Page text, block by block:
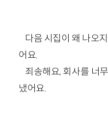
다음 시집이 왜 나오
어요.
죄송해요, 회사를 너
냈어요.